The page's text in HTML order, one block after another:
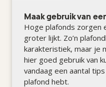
Maak gebruik van
Hoge plafonds zorgen
groter lijkt. Zo’n
karakteristiek, maar je
hier goed gebruik van
vandaag een aantal
plafond hebt.